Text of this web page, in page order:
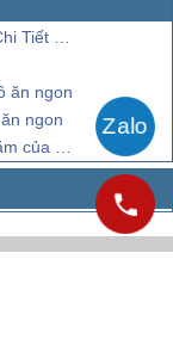
A - Z
ăn ngon
ngon
Kông